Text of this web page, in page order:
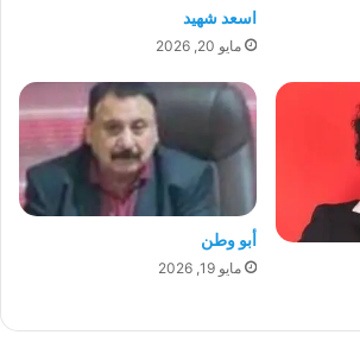
اسعد شهيد
مايو 20, 2026
أبو وطن
مايو 19, 2026